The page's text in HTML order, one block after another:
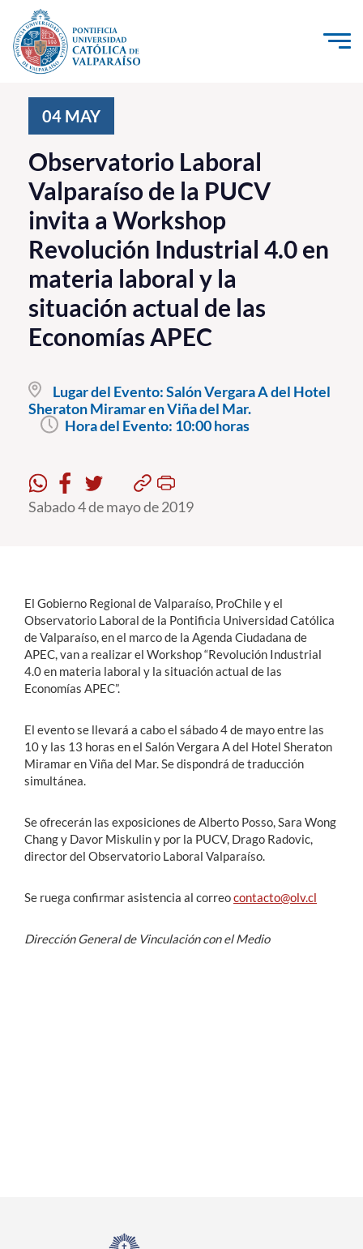
Click acá para ir directamente al contenido
Investigación, Creación e Innovación
PUCV Internacional
Vinculación con el Medio
Admisión
Pregrado
Postgrado
Estudiantes
Académicos
Funcionarios
Alumni
04 MAY
Observatorio Laboral
Valparaíso de la PUCV
invita a Workshop
Revolución Industrial 4.0 en
materia laboral y la
situación actual de las
Economías APEC
Lugar del Evento:Salón Vergara A del Hotel
Sheraton Miramar en Viña del Mar.
Hora del Evento: 10:00 horas
Sabado 4 de mayo de 2019
El Gobierno Regional de Valparaíso, ProChile y el
Observatorio Laboral de la Pontificia Universidad Católica
de Valparaíso, en el marco de la Agenda Ciudadana de
APEC, van a realizar el Workshop “Revolución Industrial
4.0 en materia laboral y la situación actual de las
Economías APEC”.
El evento se llevará a cabo el sábado 4 de mayo entre las
10 y las 13 horas en el Salón Vergara A del Hotel Sheraton
Miramar en Viña del Mar. Se dispondrá de traducción
simultánea.
Se ofrecerán las exposiciones de Alberto Posso, Sara Wong
Chang y Davor Miskulin y por la PUCV, Drago Radovic,
director del Observatorio Laboral Valparaíso.
Se ruega confirmar asistencia al correocontacto@olv.cl
Dirección General de Vinculación con el Medio